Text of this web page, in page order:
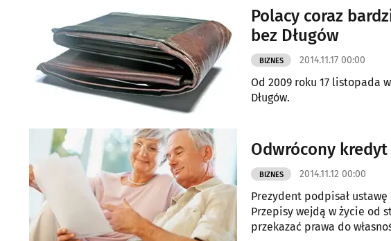
Polacy coraz
bez Długów
BIZNES 2014.11.17 00:00
Od 2009 roku 17 listopada
Długów.
Odwrócony
BIZNES 2014.11.12 00:00
Prezydent podpisał
Przepisy wejdą w życie od stycznia 2015 r. Wówczas osoby starsze będą mogły
przekazać prawa do